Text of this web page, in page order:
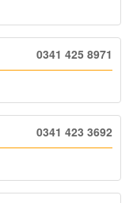
0341 425 8971
0341 423 3692